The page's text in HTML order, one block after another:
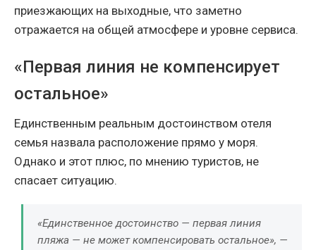
приезжающих на выходные, что заметно
отражается на общей атмосфере и уровне сервиса.
«Первая линия не компенсирует
остальное»
Единственным реальным достоинством отеля
семья назвала расположение прямо у моря.
Однако и этот плюс, по мнению туристов, не
спасает ситуацию.
«Единственное достоинство — первая линия
пляжа — не может компенсировать остальное», —